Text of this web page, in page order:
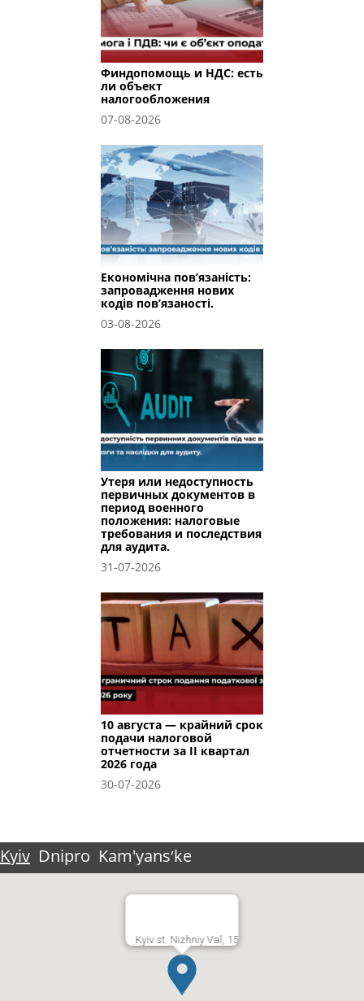
Финдопомощь и НДС: есть
ли объект
налогообложения
07-08-2026
Економічна пов’язаність:
запровадження нових
кодів пов’язаності.
03-08-2026
Утеря или недоступность
первичных документов в
период военного
положения: налоговые
требования и последствия
для аудита.
31-07-2026
10 августа — крайний срок
подачи налоговой
отчетности за II квартал
2026 года
30-07-2026
Kyiv Dnipro Kam'yansʹke
Kyiv st. Nizhniy Val, 15